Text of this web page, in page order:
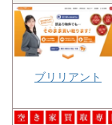
ブリリアント